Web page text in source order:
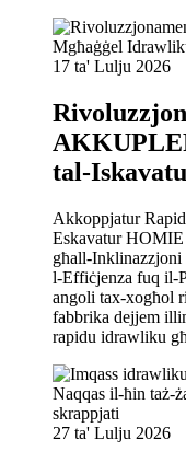
17 ta' Lulju 2026
tal-
Akkoppjatur
Eskavatur
għall-Inklinazzjoni
l-Effiċjenza fuq il-
angoli tax-xogħol
fabbrika dejjem
rapidu idrawliku
27 ta' Lulju 2026